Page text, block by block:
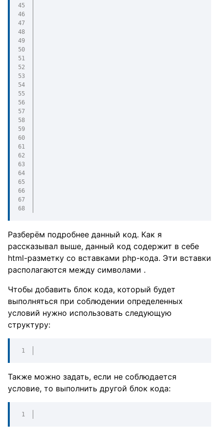
Разберём подробнее данный код. Как я
рассказывал выше, данный код содержит в себе
html-разметку со вставками php-кода. Эти вставки
располагаются между символами .
Чтобы добавить блок кода, который будет
выполняться при соблюдении определенных
условий нужно использовать следующую
структуру:
Также можно задать, если не соблюдается
условие, то выполнить другой блок кода: